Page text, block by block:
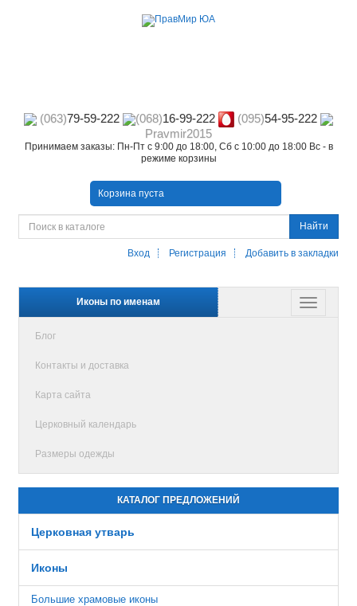
(063)79-59-222 (068)16-99-222 (095)54-95-222
Pravmir2015
Принимаем заказы: Пн-Пт с 9:00 до 18:00, Сб с 10:00 до 18:00 Вс - в
режиме корзины
Корзина пуста
Найти
Вход Регистрация Добавить в закладки
Иконы по именам
Блог
Контакты и доставка
Карта сайта
Церковный календарь
Размеры одежды
КАТАЛОГ ПРЕДЛОЖЕНИЙ
Церковная утварь
Иконы
Большие храмовые иконы